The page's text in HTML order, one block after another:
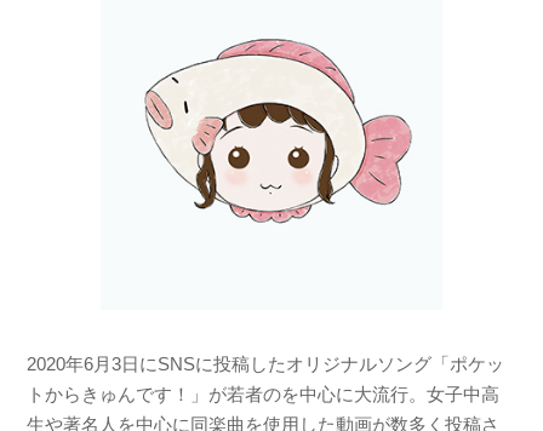
2020年6月3日にSNSに投稿したオリジナルソング「ポケッ
トからきゅんです！」が若者のを中心に大流行。女子中高
生や著名人を中心に同楽曲を使用した動画が数多く投稿さ